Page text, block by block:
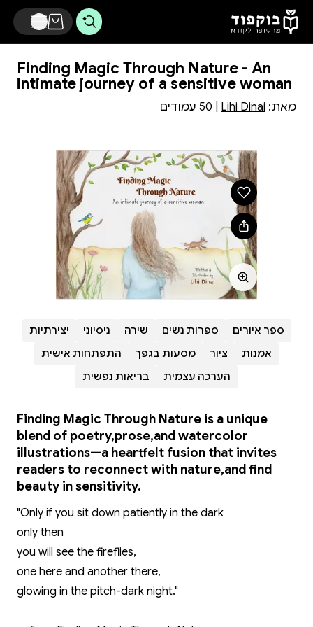
דלג לתוכן הראשי
Finding Magic Through Nature - An
intimate journey of a sensitive woman
מאת: Lihi Dinai
ספר איורים ספרות נשים שירה ניסיוני
יצירתיות
אמנות
ציור מסעות בגפך
התפתחות אישית
הערכה עצמית
בריאות נפשית
Finding Magic Through Nature is a unique
blend of poetry,prose,and watercolor
illustrations—a heartfelt fusion that invites
readers to reconnect with nature,and find
beauty in sensitivity.
"Only if you sit down patiently in the dark
only then
you will see the fireflies,
one here and another there,
glowing in the pitch-dark night."